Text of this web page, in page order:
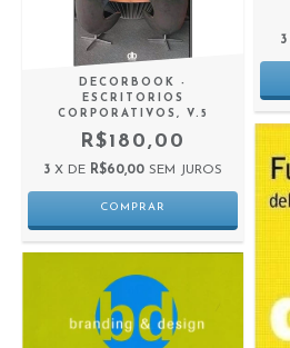
3
DECORBOOK -
ESCRITORIOS
CORPORATIVOS, V.5
R$180,00
3 X DE R$60,00 SEM JUROS